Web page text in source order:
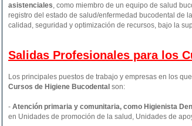
asistenciales , como miembro de un equipo de salud
registro del estado de salud/enfermedad bucodental de
calidad, seguridad y optimización de recursos, bajo la
Salidas Profesionales para los
Los principales puestos de trabajo y empresas en los
Cursos de Higiene Bucodental son:
- Atención primaria y comunitaria, como Higienista
en Unidades de promoción de la salud, Unidades de